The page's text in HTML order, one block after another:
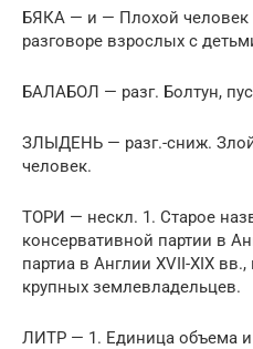
БЯКА — и — Плохой человек
разговоре взрослых с
БАЛАБОЛ — разг. Болтун,
ЗЛЫДЕНЬ — разг.-сниж.
человек.
ТОРИ — нескл. 1. Старое
консервативной партии в
партиа в Англии XVII-XIX
крупных землевладельцев.
ЛИТР — 1. Единица объема и